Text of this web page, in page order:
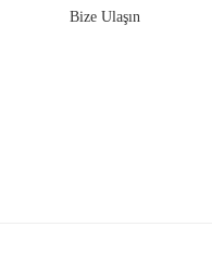
Bize Ulaşın